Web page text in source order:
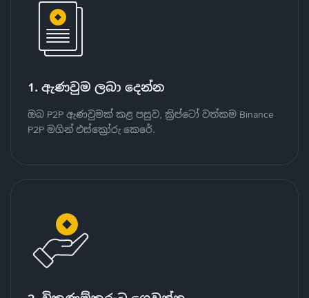
1. ඇණවුම ලබා දෙන්න
ඔබ P2P ඇණවුමක් කළ පසුව, ක්‍රිප්ටෝ වත්කම Binance
P2P මගින් එස්ක්‍රෝරු කෙරේ.